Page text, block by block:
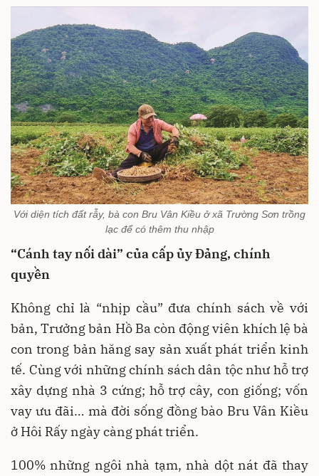
Với diện tích đất rẫy, bà con Bru Vân Kiều ở xã Trường Sơn trồng
lạc để có thêm thu nhập
“Cánh tay nối dài” của cấp ủy Đảng, chính
quyền
Không chỉ là “nhịp cầu” đưa chính sách về với
bản, Trưởng bản Hồ Ba còn động viên khích lệ bà
con trong bản hăng say sản xuất phát triển kinh
tế. Cùng với những chính sách dân tộc như hỗ trợ
xây dựng nhà 3 cứng; hỗ trợ cây, con giống; vốn
vay ưu đãi… mà đời sống đồng bào Bru Vân Kiều
ở Hôi Rấy ngày càng phát triển.
100% những ngôi nhà tạm, nhà dột nát đã thay